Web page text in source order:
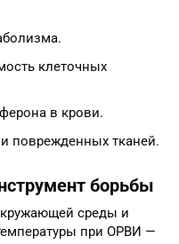
клеточных
в крови.
поврежденных тканей.
борьбы
среды и
при ОРВИ —